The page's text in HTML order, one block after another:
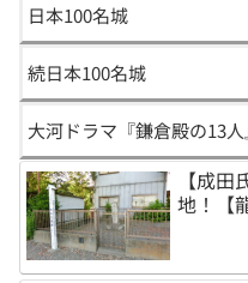
日本100名城
続日本100名城
大河ドラマ『鎌倉殿の13人
【成
地！【